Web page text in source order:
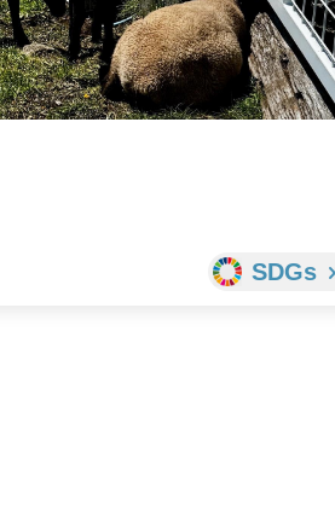
SDGs